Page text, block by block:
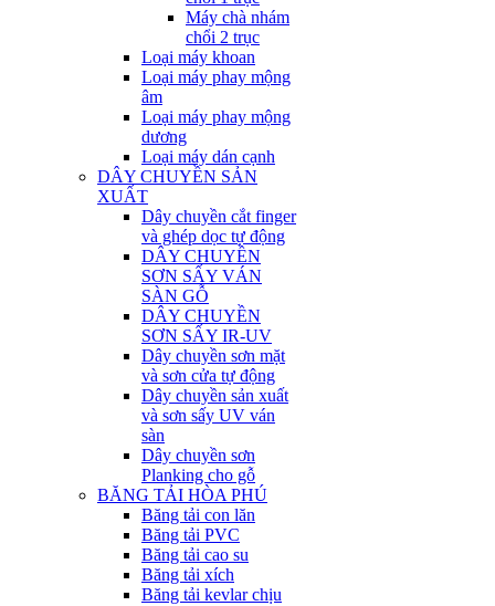
Máy chà nhám
chổi 2 trục
Loại máy khoan
Loại máy phay mộng
âm
Loại máy phay mộng
dương
Loại máy dán cạnh
DÂY CHUYỀN SẢN
XUẤT
Dây chuyền cắt finger
và ghép dọc tự động
DÂY CHUYỀN
SƠN SẤY VÁN
SÀN GỖ
DÂY CHUYỀN
SƠN SẤY IR-UV
Dây chuyền sơn mặt
và sơn cửa tự động
Dây chuyền sản xuất
và sơn sấy UV ván
sàn
Dây chuyền sơn
Planking cho gỗ
BĂNG TẢI HÒA PHÚ
Băng tải con lăn
Băng tải PVC
Băng tải cao su
Băng tải xích
Băng tải kevlar chịu